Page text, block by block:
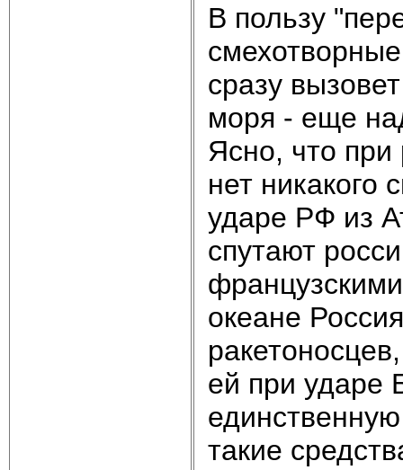
В пользу
сразу
моря - еще
Ясно, что при
нет никакого
ударе РФ из
спутают
океане
ей при ударе
такие